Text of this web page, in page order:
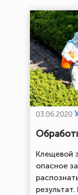
03.06.2020
Клещевой
опасное